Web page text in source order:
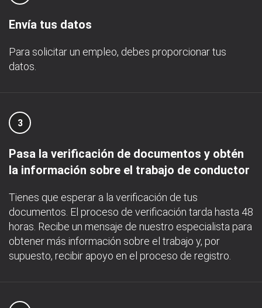
Envía tus datos
Para solicitar un empleo, debes proporcionar tus
datos.
3
Pasa la verificación de documentos y obtén
la información sobre el trabajo de conductor
Tienes que esperar a la verificación de tus
documentos. El proceso de verificación tarda hasta 48
horas. Recibe un mensaje de nuestro especialista para
obtener más información sobre el trabajo y, por
supuesto, recibir apoyo en el proceso de registro.